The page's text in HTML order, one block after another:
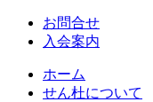
お問合せ
入会案内
ホーム
せん杜について